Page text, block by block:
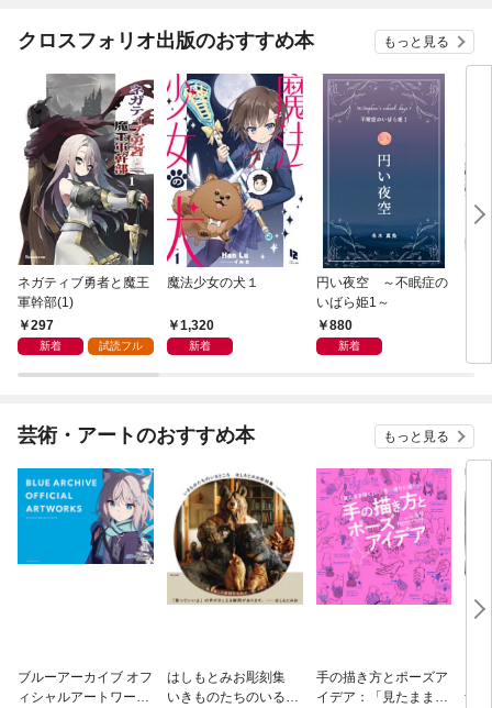
クロスフォリオ出版のおすすめ本 もっと見る
ネガティブ勇者と魔王
軍幹部(1)
297
新着 試読フル
魔法少女の犬１
1,320
新着
円い夜空 ～不眠症の
いばら姫1～
880
新着
芸術・アートのおすすめ本 もっと見る
ブルーアーカイブ オフ
ィシャルアートワーク
はしもとみお彫刻集
いきものたちのいると
手の描き方とポーズア
イデア：「見たまま描
ナ